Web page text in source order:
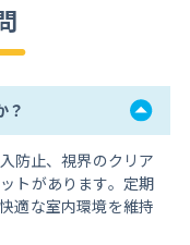
？
防止、視界のクリア
トがあります。定期
適な室内環境を維持